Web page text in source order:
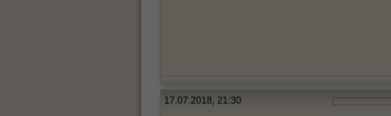
17.07.2018, 21:30